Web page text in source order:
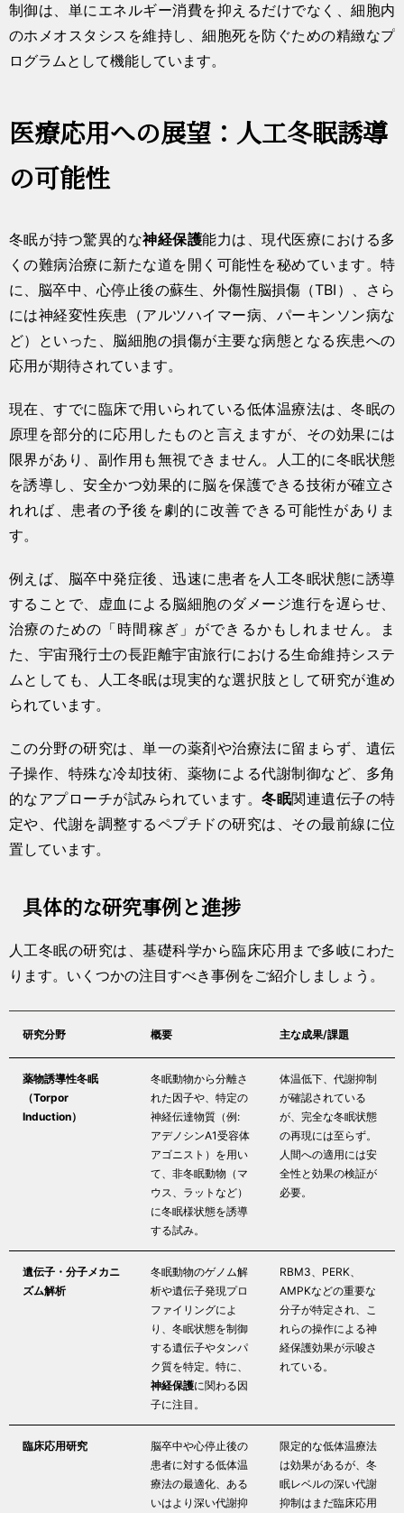
制御は、単にエネルギー消費を抑えるだけでなく、細胞内
のホメオスタシスを維持し、細胞死を防ぐための精緻なプ
ログラムとして機能しています。
医療応用への展望：人工冬眠誘導
の可能性
冬眠が持つ驚異的な神経保護能力は、現代医療における多
くの難病治療に新たな道を開く可能性を秘めています。特
に、脳卒中、心停止後の蘇生、外傷性脳損傷（TBI）、さら
には神経変性疾患（アルツハイマー病、パーキンソン病な
ど）といった、脳細胞の損傷が主要な病態となる疾患への
応用が期待されています。
現在、すでに臨床で用いられている低体温療法は、冬眠の
原理を部分的に応用したものと言えますが、その効果には
限界があり、副作用も無視できません。人工的に冬眠状態
を誘導し、安全かつ効果的に脳を保護できる技術が確立さ
れれば、患者の予後を劇的に改善できる可能性がありま
す。
例えば、脳卒中発症後、迅速に患者を人工冬眠状態に誘導
することで、虚血による脳細胞のダメージ進行を遅らせ、
治療のための「時間稼ぎ」ができるかもしれません。ま
た、宇宙飛行士の長距離宇宙旅行における生命維持システ
ムとしても、人工冬眠は現実的な選択肢として研究が進め
られています。
この分野の研究は、単一の薬剤や治療法に留まらず、遺伝
子操作、特殊な冷却技術、薬物による代謝制御など、多角
的なアプローチが試みられています。冬眠関連遺伝子の特
定や、代謝を調整するペプチドの研究は、その最前線に位
置しています。
具体的な研究事例と進捗
人工冬眠の研究は、基礎科学から臨床応用まで多岐にわた
ります。いくつかの注目すべき事例をご紹介しましょう。
研究分野 概要 主な成果/課題
薬物誘導性冬眠
（Torpor
Induction）
冬眠動物から分離さ
れた因子や、特定の
神経伝達物質（例:
アデノシンA1受容体
アゴニスト）を用い
て、非冬眠動物（マ
ウス、ラットなど）
に冬眠様状態を誘導
する試み。
体温低下、代謝抑制
が確認されている
が、完全な冬眠状態
の再現には至らず。
人間への適用には安
全性と効果の検証が
必要。
遺伝子・分子メカニ
ズム解析
冬眠動物のゲノム解
析や遺伝子発現プロ
ファイリングによ
り、冬眠状態を制御
する遺伝子やタンパ
ク質を特定。特に、
神経保護に関わる因
子に注目。
RBM3、PERK、
AMPKなどの重要な
分子が特定され、こ
れらの操作による神
経保護効果が示唆さ
れている。
臨床応用研究
脳卒中や心停止後の
患者に対する低体温
療法の最適化、ある
いはより深い代謝抑
限定的な低体温療法
は効果があるが、冬
眠レベルの深い代謝
抑制はまだ臨床応用